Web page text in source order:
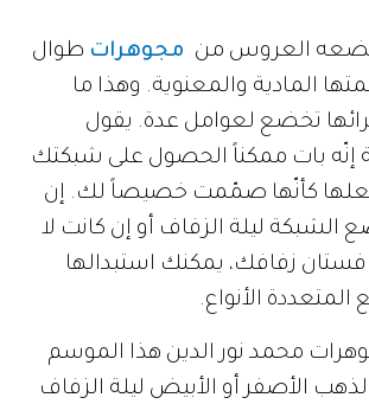
تضعه العروس من مجوهرات طوال
المادية والمعنوية. وهذا ما
تخضع لعوامل عدة. يقول
إنّه بات ممكناً الحصول على شبكتك
كأنّها صمّمت خصيصاً لك. إن
الشبكة ليلة الزفاف أو إن كانت لا
زفافك، يمكنك استبدالها
المتعددة الأنواع.
محمد نور الدين هذا الموسم
الأصفر أو الأبيض ليلة الزفاف